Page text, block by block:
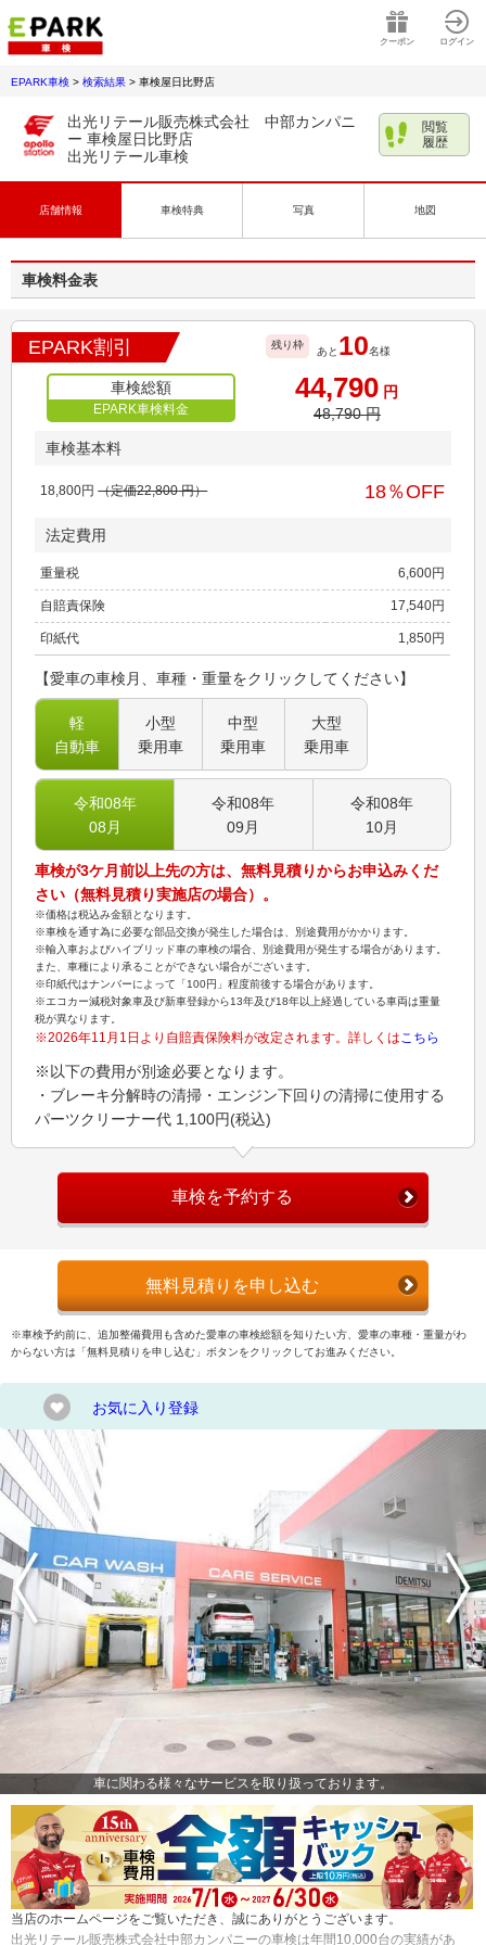
クーポン ログイン
EPARK車検 > 検索結果 > 車検屋日比野店
出光リテール販売株式会社 中部カンパニ
ー 車検屋日比野店
出光リテール車検
閲覧
履歴
店舗情報 車検特典 写真 地図
車検料金表
EPARK割引 残り枠
あと 10名様
車検総額
EPARK車検料金
44,790 円
48,790円
車検基本料
18,800円 （定価22,800円） 18％OFF
法定費用
重量税 6,600円
自賠責保険 17,540円
印紙代 1,850円
【愛車の車検月、車種・重量をクリックしてください】
軽
自動車
小型
乗用車
中型
乗用車
大型
乗用車
令和08年
08 月
令和08年
09 月
令和08年
10月
車検が3ケ月前以上先の方は、無料見積りからお申込みくだ
さい（無料見積り実施店の場合）。
※価格は税込み金額となります。
※車検を通す為に必要な部品交換が発生した場合は、別途費用がかかります。
※輸入車およびハイブリッド車の車検の場合、別途費用が発生する場合があります。
また、車種により承ることができない場合がございます。
※印紙代はナンバーによって「100円」程度前後する場合があります。
※エコカー減税対象車及び新車登録から13年及び18年以上経過している車両は重量
税が異なります。
※2026年11月1日より自賠責保険料が改定されます。詳しくはこちら
※以下の費用が別途必要となります。
・ブレーキ分解時の清掃・エンジン下回りの清掃に使用する
パーツクリーナー代 1,100円(税込)
車検を予約する
無料見積りを申し込む
※車検予約前に、追加整備費用も含めた愛車の車検総額を知りたい方、愛車の車種・重量がわ
からない方は「無料見積りを申し込む」ボタンをクリックしてお進みください。
お気に入り登録
車に関わる様々なサービスを取り扱っております。
当店のホームページをご覧いただき、誠にありがとうございます。
出光リテール販売株式会社中部カンパニーの車検は年間10,000台の実績があ